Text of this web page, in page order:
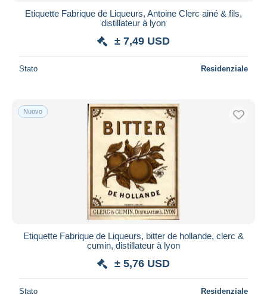
Etiquette Fabrique de Liqueurs, Antoine Clerc ainé & fils,
distillateur à lyon
± 7,49 USD
Stato Residenziale
Nuovo
Etiquette Fabrique de Liqueurs, bitter de hollande, clerc &
cumin, distillateur à lyon
± 5,76 USD
Stato Residenziale